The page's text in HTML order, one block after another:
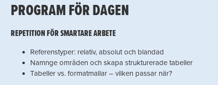
PROGRAM FÖR DAGEN
REPETITION FÖR SMARTARE ARBETE
Referenstyper: relativ, absolut och blandad
Namnge områden och skapa strukturerade tabeller
Tabeller vs. formatmallar – vilken passar när?